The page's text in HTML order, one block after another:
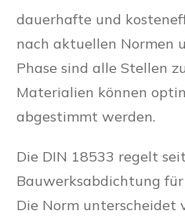
dauerhafte und
nach aktuellen Normen
Phase sind alle Stellen
Materialien können
abgestimmt werden.
Die DIN 18533 regelt
Bauwerksabdichtung
Die Norm unterscheidet